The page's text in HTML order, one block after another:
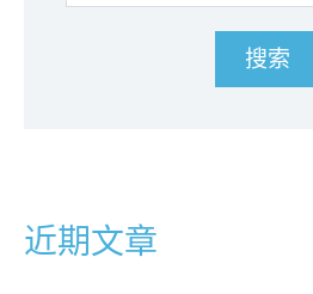
近期文章